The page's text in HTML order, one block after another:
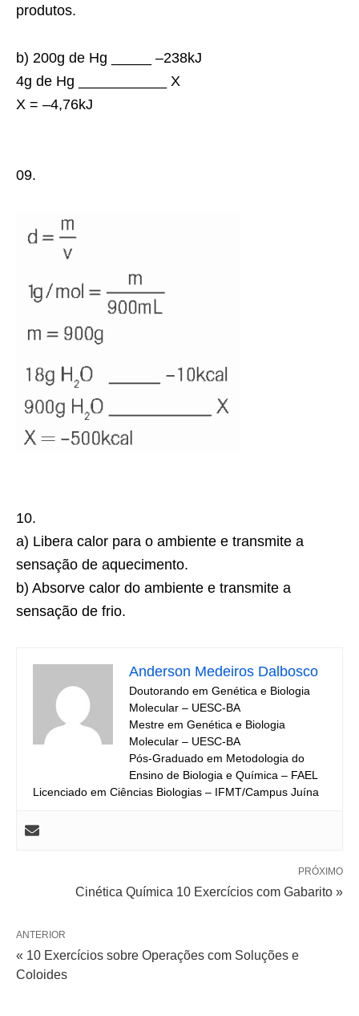
produtos.
b) 200g de Hg _____ –238kJ
4g de Hg ___________ X
X = –4,76kJ
09.
10.
a) Libera calor para o ambiente e transmite a
sensação de aquecimento.
b) Absorve calor do ambiente e transmite a
sensação de frio.
Anderson Medeiros Dalbosco
Doutorando em Genética e Biologia
Molecular – UESC-BA
Mestre em Genética e Biologia
Molecular – UESC-BA
Pós-Graduado em Metodologia do
Ensino de Biologia e Química – FAEL
Licenciado em Ciências Biologias – IFMT/Campus Juína
PRÓXIMO
Cinética Química 10 Exercícios com Gabarito »
ANTERIOR
« 10 Exercícios sobre Operações com Soluções e
Coloides